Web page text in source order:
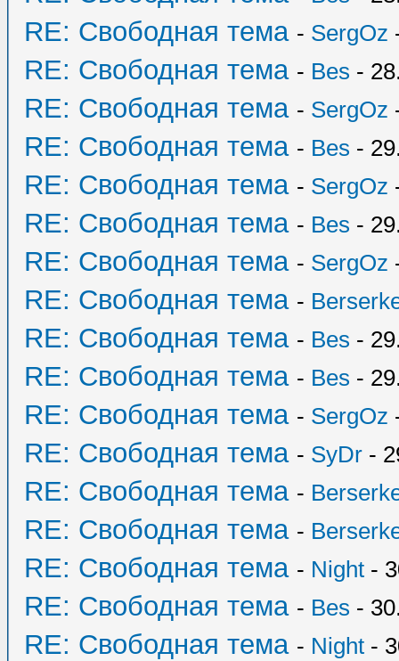
RE: Свободная тема - SergOz
RE: Свободная тема - Bes -
RE: Свободная тема - SergOz
RE: Свободная тема - Bes -
RE: Свободная тема - SergOz
RE: Свободная тема - Bes -
RE: Свободная тема - SergOz
RE: Свободная тема -
RE: Свободная тема - Bes -
RE: Свободная тема - Bes -
RE: Свободная тема - SergOz
RE: Свободная тема - SyDr -
RE: Свободная тема -
RE: Свободная тема -
RE: Свободная тема - Night -
RE: Свободная тема - Bes -
RE: Свободная тема - Night -